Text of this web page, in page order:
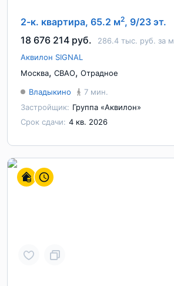
2-к. квартира, 65.2 м2, 9/23 эт.
18 676 214 руб.
286.4 тыс. руб. за м
Аквилон SIGNAL
Москва, СВАО, Отрадное
Владыкино
7 мин.
Застройщик: Группа «Аквилон»
Срок сдачи: 4 кв. 2026